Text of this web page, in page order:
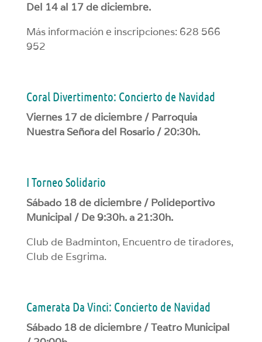
Del 14 al 17 de diciembre.
Más información e inscripciones: 628 566
952
Coral Divertimento: Concierto de Navidad
Viernes 17 de diciembre / Parroquia
Nuestra Señora del Rosario / 20:30h.
I Torneo Solidario
Sábado 18 de diciembre / Polideportivo
Municipal / De 9:30h. a 21:30h.
Club de Badminton, Encuentro de tiradores,
Club de Esgrima.
Camerata Da Vinci: Concierto de Navidad
Sábado 18 de diciembre / Teatro Municipal